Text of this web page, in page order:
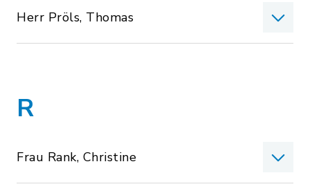
Herr Pröls, Thomas
R
Frau Rank, Christine